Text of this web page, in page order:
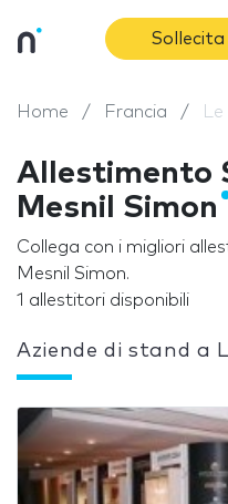
Home Francia
Allestimento
Mesnil Simon
Collega con i migliori
Mesnil Simon.
1 allestitori disponibili
Aziende di stand a